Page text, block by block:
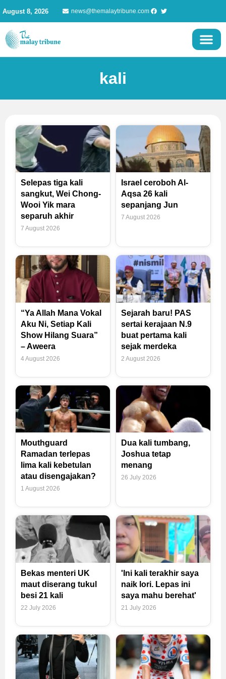
content
August 8, 2026 news@themalaytribune.com
kali
Selepas tiga kali
sangkut, Wei Chong-
Wooi Yik mara
separuh akhir
7 August 2026
Israel ceroboh Al-
Aqsa 26 kali
sepanjang Jun
7 August 2026
“Ya Allah Mana Vokal
Aku Ni, Setiap Kali
Show Hilang Suara”
– Aweera
4 August 2026
Sejarah baru! PAS
sertai kerajaan N.9
buat pertama kali
sejak merdeka
2 August 2026
Mouthguard
Ramadan terlepas
lima kali kebetulan
atau disengajakan?
1 August 2026
Dua kali tumbang,
Joshua tetap
menang
26 July 2026
Bekas menteri UK
maut diserang tukul
besi 21 kali
22 July 2026
'Ini kali terakhir saya
naik lori. Lepas ini
saya mahu berehat'
21 July 2026
PagePagePage Page